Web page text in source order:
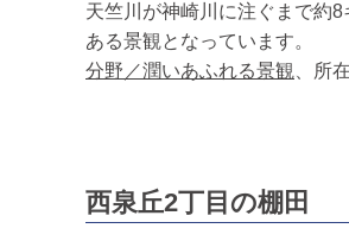
天竺川が神崎川に注ぐまで約
ある景観となっています。
分野／潤いあふれる景観 、所
西泉丘2丁目の棚田